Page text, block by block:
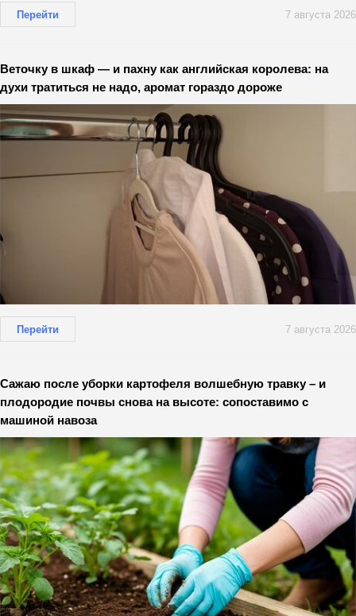
Перейти 7 августа 2026
Веточку в шкаф — и пахну как английская королева: на
духи тратиться не надо, аромат гораздо дороже
Перейти 7 августа 2026
Сажаю после уборки картофеля волшебную травку – и
плодородие почвы снова на высоте: сопоставимо с
машиной навоза